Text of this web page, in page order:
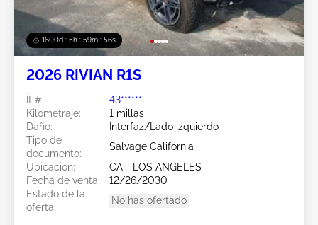
1600d : 5h : 59m : 53s
2026 RIVIAN R1S
Ít #:
43******
Kilometraje:
1 millas
Daño:
Interfaz/Lado izquierdo
Tipo de
documento:
Salvage California
Ubicación:
CA - LOS ANGELES
Fecha de venta:
12/26/2030
Estado de la
oferta:
No has ofertado